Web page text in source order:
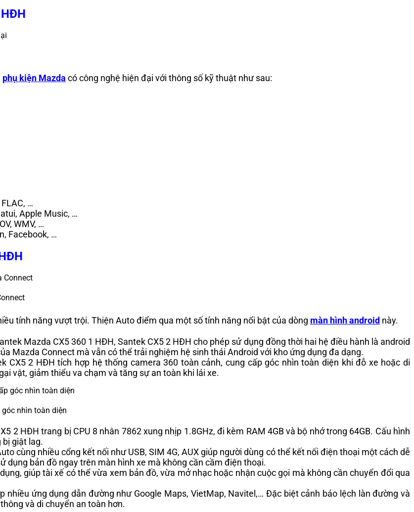
phụ kiện Mazda có công nghệ hiện đại với thông số kỹ thuật như sau:
…
Apple Music, …
WMV, …
Facebook, …
tính năng vượt trội. Thiện Auto điểm qua một số tính năng nổi bật của dòng màn hình android này.
Mazda CX5 360 1 HĐH, Santek CX5 2 HĐH cho phép sử dụng đồng thời hai hệ điều hành là android
Mazda Connect mà vẫn có thể trải nghiệm hệ sinh thái Android với kho ứng dụng đa dạng.
CX5 2 HĐH tích hợp hệ thống camera 360 toàn cảnh, cung cấp góc nhìn toàn diện khi đỗ xe hoặc di
vật, giảm thiểu va chạm và tăng sự an toàn khi lái xe.
nhìn toàn diện
2 HĐH trang bị CPU 8 nhân 7862 xung nhịp 1.8GHz, đi kèm RAM 4GB và bộ nhớ trong 64GB. Cấu hình
bị giật lag.
cùng nhiều cổng kết nối như USB, SIM 4G, AUX giúp người dùng có thể kết nối điện thoại một cách dễ
dụng bản đồ ngay trên màn hình xe mà không cần cầm điện thoại.
giúp tài xế có thể vừa xem bản đồ, vừa mở nhạc hoặc nhận cuộc gọi mà không cần chuyển đổi qua
nhiều ứng dụng dẫn đường như Google Maps, VietMap, Navitel,… Đặc biệt cảnh báo lệch làn đường và
và di chuyển an toàn hơn.